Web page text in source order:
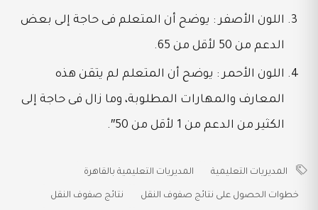
اللون الأصفر : يوضح أن المتعلم فى حاجة إلى بعض
الدعم من 50 لأقل من 65.
اللون الأحمر : يوضح أن المتعلم لم يتقن هذه
المعارف والمهارات المطلوبة، وما زال فى حاجة إلى
الكثير من الدعم من 1 لأقل من 50″.
المديريات التعليمية المديريات التعليمية بالقاهرة
خطوات الحصول على نتائج صفوف النقل نتائج صفوف النقل